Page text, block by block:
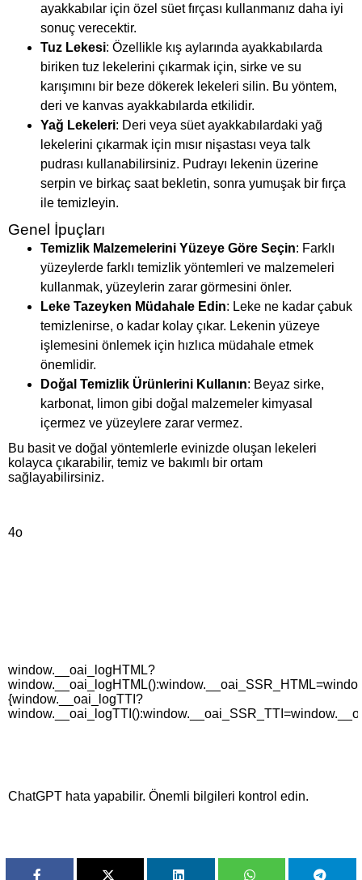
ayakkabılar için özel süet fırçası kullanmanız daha iyi
sonuç verecektir.
Tuz Lekesi: Özellikle kış aylarında ayakkabılarda
biriken tuz lekelerini çıkarmak için, sirke ve su
karışımını bir beze dökerek lekeleri silin. Bu yöntem,
deri ve kanvas ayakkabılarda etkilidir.
Yağ Lekeleri: Deri veya süet ayakkabılardaki yağ
lekelerini çıkarmak için mısır nişastası veya talk
pudrası kullanabilirsiniz. Pudrayı lekenin üzerine
serpin ve birkaç saat bekletin, sonra yumuşak bir fırça
ile temizleyin.
Genel İpuçları
Temizlik Malzemelerini Yüzeye Göre Seçin: Farklı
yüzeylerde farklı temizlik yöntemleri ve malzemeleri
kullanmak, yüzeylerin zarar görmesini önler.
Leke Tazeyken Müdahale Edin: Leke ne kadar çabuk
temizlenirse, o kadar kolay çıkar. Lekenin yüzeye
işlemesini önlemek için hızlıca müdahale etmek
önemlidir.
Doğal Temizlik Ürünlerini Kullanın: Beyaz sirke,
karbonat, limon gibi doğal malzemeler kimyasal
içermez ve yüzeylere zarar vermez.
Bu basit ve doğal yöntemlerle evinizde oluşan lekeleri
kolayca çıkarabilir, temiz ve bakımlı bir ortam
sağlayabilirsiniz.
4o
window.__oai_logHTML?
{window.__oai_logTTI?
ChatGPT hata yapabilir. Önemli bilgileri kontrol edin.